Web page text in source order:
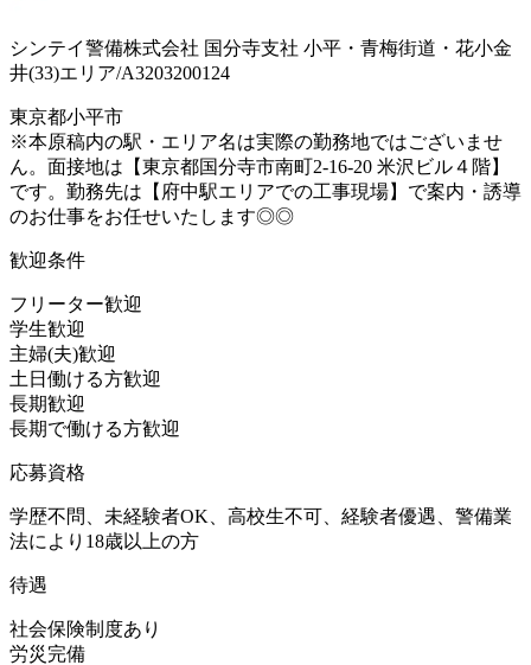
シンテイ警備株式会社 国分寺支社 小平・青梅街道・花小金
井(33)エリア/A3203200124
東京都小平市
※本原稿内の駅・エリア名は実際の勤務地ではございませ
ん。面接地は【東京都国分寺市南町2-16-20 米沢ビル４階】
です。勤務先は【府中駅エリアでの工事現場】で案内・誘導
のお仕事をお任せいたします◎◎
歓迎条件
フリーター歓迎
学生歓迎
主婦(夫)歓迎
土日働ける方歓迎
長期歓迎
長期で働ける方歓迎
応募資格
学歴不問、未経験者OK、高校生不可、経験者優遇、警備業
法により18歳以上の方
待遇
社会保険制度あり
労災完備